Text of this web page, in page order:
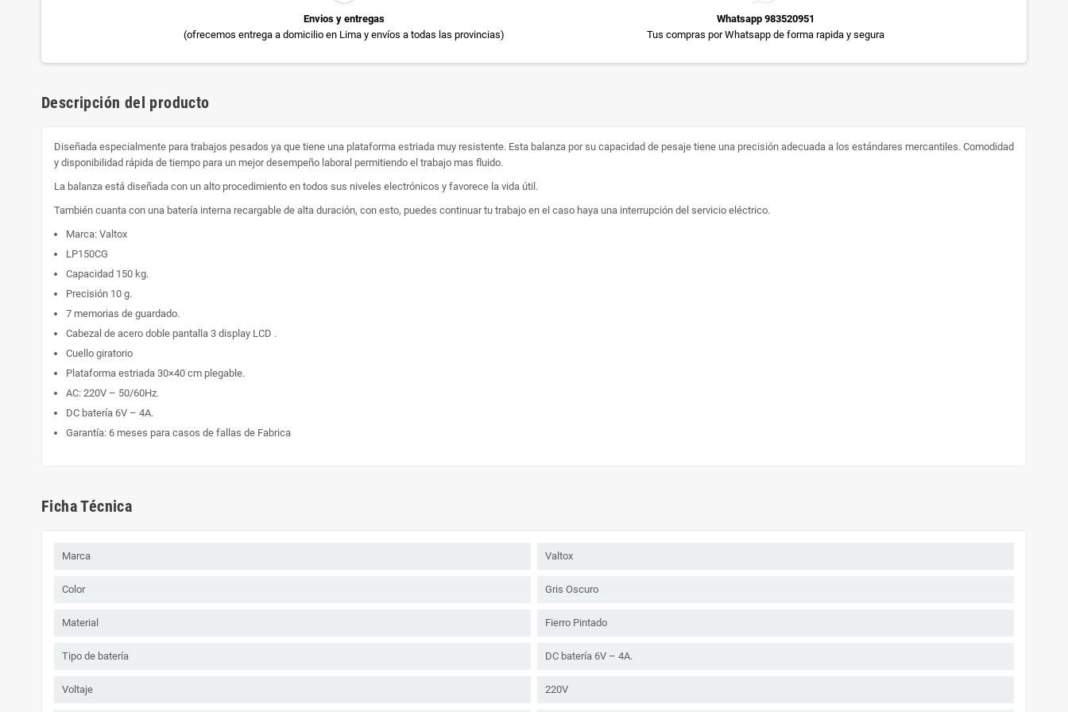
Envios y entregas
(ofrecemos entrega a domicilio en Lima y envíos a todas las provincias)
Whatsapp 983520951
Tus compras por Whatsapp de forma rapida y segura
Descripción del producto
Diseñada especialmente para trabajos pesados ya que tiene una plataforma estriada muy resistente. Esta balanza por su capacidad de pesaje tiene una precisión adecuada a los estándares mercantiles. Comodidad
y disponibilidad rápida de tiempo para un mejor desempeño laboral permitiendo el trabajo mas fluido.
La balanza está diseñada con un alto procedimiento en todos sus niveles electrónicos y favorece la vida útil.
También cuanta con una batería interna recargable de alta duración, con esto, puedes continuar tu trabajo en el caso haya una interrupción del servicio eléctrico.
Marca: Valtox
LP150CG
Capacidad 150 kg.
Precisión 10 g.
7 memorias de guardado.
Cabezal de acero doble pantalla 3 display LCD .
Cuello giratorio
Plataforma estriada 30×40 cm plegable.
AC: 220V – 50/60Hz.
DC batería 6V – 4A.
Garantía: 6 meses para casos de fallas de Fabrica
Ficha Técnica
Marca Valtox
Color Gris Oscuro
Material Fierro Pintado
Tipo de batería DC batería 6V – 4A.
Voltaje 220V